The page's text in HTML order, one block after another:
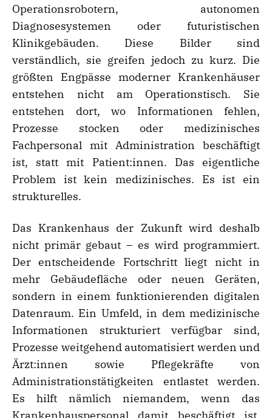
Operationsrobotern, autonomen
Diagnosesystemen oder futuristischen
Klinikgebäuden. Diese Bilder sind
verständlich, sie greifen jedoch zu kurz. Die
größten Engpässe moderner Krankenhäuser
entstehen nicht am Operationstisch. Sie
entstehen dort, wo Informationen fehlen,
Prozesse stocken oder medizinisches
Fachpersonal mit Administration beschäftigt
ist, statt mit Patient:innen. Das eigentliche
Problem ist kein medizinisches. Es ist ein
strukturelles.
Das Krankenhaus der Zukunft wird deshalb
nicht primär gebaut – es wird programmiert.
Der entscheidende Fortschritt liegt nicht in
mehr Gebäudefläche oder neuen Geräten,
sondern in einem funktionierenden digitalen
Datenraum. Ein Umfeld, in dem medizinische
Informationen strukturiert verfügbar sind,
Prozesse weitgehend automatisiert werden und
Ärzt:innen sowie Pflegekräfte von
Administrationstätigkeiten entlastet werden.
Es hilft nämlich niemandem, wenn das